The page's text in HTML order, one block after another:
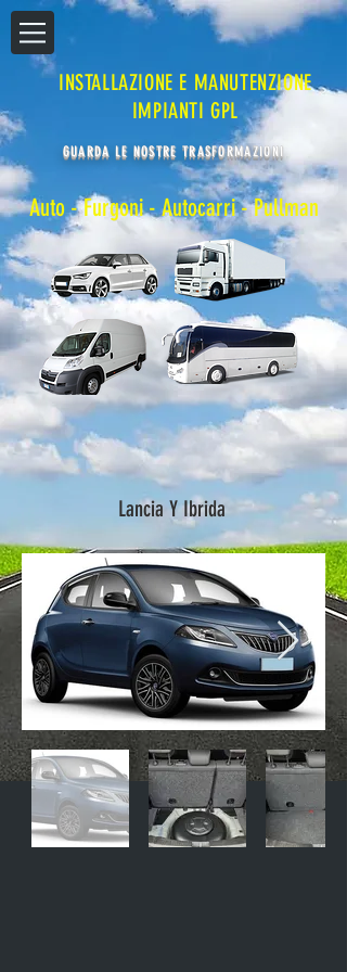
INSTALLAZIONE E MANUTENZIONE
IMPIANTI GPL
GUARDA LE NOSTRE TRASFORMAZIONI
Auto-Furgoni- Autocarri -Pullman
Lancia Y Ibrida